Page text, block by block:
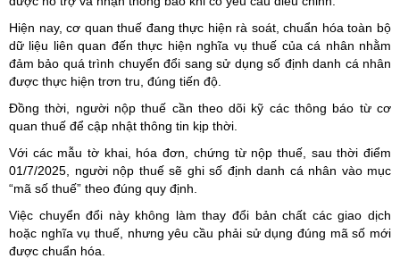
Hiện nay, cơ quan thuế đang thực hiện rà soát, chuẩn hóa toàn bộ
dữ liệu liên quan đến thực hiện nghĩa vụ thuế của cá nhân nhằm
đảm bảo quá trình chuyển đổi sang sử dụng số định danh cá nhân
được thực hiện trơn tru, đúng tiến độ.
Đồng thời, người nộp thuế cần theo dõi kỹ các thông báo từ cơ
quan thuế để cập nhật thông tin kịp thời.
Với các mẫu tờ khai, hóa đơn, chứng từ nộp thuế, sau thời điểm
01/7/2025, người nộp thuế sẽ ghi số định danh cá nhân vào mục
“mã số thuế” theo đúng quy định.
Việc chuyển đổi này không làm thay đổi bản chất các giao dịch
hoặc nghĩa vụ thuế, nhưng yêu cầu phải sử dụng đúng mã số mới
được chuẩn hóa.